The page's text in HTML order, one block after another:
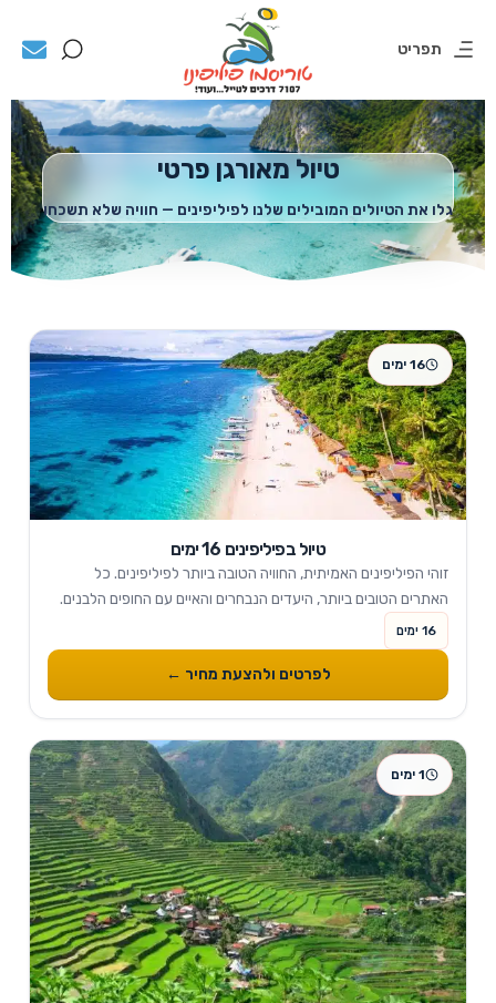
תפריט
טיול מאורגן פרטי
גלו את הטיולים המובילים שלנו לפיליפינים — חוויה שלא תשכחו
16 ימים
טיול בפיליפינים 16 ימים
זוהי הפיליפינים האמיתית, החוויה הטובה ביותר לפיליפינים. כל
האתרים הטובים ביותר, היעדים הנבחרים והאיים עם החופים הלבנים.
16 ימים
לפרטים ולהצעת מחיר ←
1 ימים